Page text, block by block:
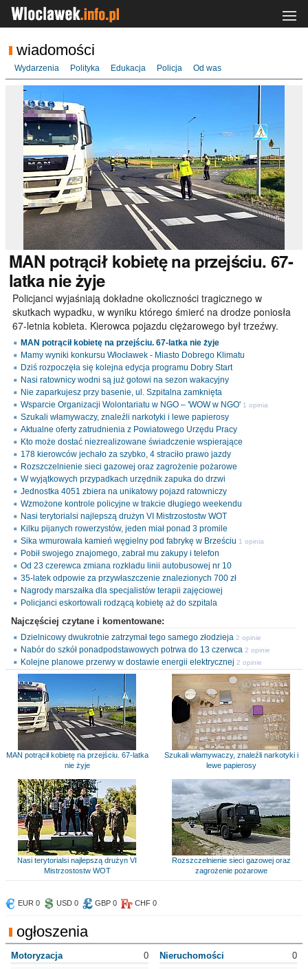
wiadomości
Wydarzenia Polityka Edukacja Policja Od was
MAN potrącił kobietę na przejściu. 67-
latka nie żyje
Policjanci wyjaśniają dokładne okoliczności tragicznego w
skutkach wypadku, w wyniku którego śmierć na drodze poniosła
67-letnia kobieta. Kierowca pojazdu ciężarowego był trzeźwy.
MAN potrącił kobietę na przejściu. 67-latka nie żyje
Mamy wyniki konkursu Włocławek - Miasto Dobrego Klimatu
Dziś rozpoczęła się kolejna edycja programu Dobry Start
Nasi ratownicy wodni są już gotowi na sezon wakacyjny
Nie zaparkujesz przy basenie, ul. Szpitalna zamknięta
Wsparcie Organizacji Wolontariatu w NGO – 'WOW w NGO' 1 opinia
Szukali włamywaczy, znaleźli narkotyki i lewe papierosy
Aktualne oferty zatrudnienia z Powiatowego Urzędu Pracy
Kto może dostać niezrealizowane świadczenie wspierające
178 kierowców jechało za szybko, 4 straciło prawo jazdy
Rozszczelnienie sieci gazowej oraz zagrożenie pożarowe
W wyjątkowych przypadkach urzędnik zapuka do drzwi
Jednostka 4051 zbiera na unikatowy pojazd ratowniczy
Wzmożone kontrole policyjne w trakcie długiego weekendu
Nasi terytorialsi najlepszą drużyn VI Mistrzostostw WOT
Kilku pijanych rowerzystów, jeden miał ponad 3 promile
Sika wmurowała kamień węgielny pod fabrykę w Brześciu 1 opinia
Pobił swojego znajomego, zabrał mu zakupy i telefon
Od 23 czerewca zmiana rozkładu linii autobusowej nr 10
35-latek odpowie za przywłaszczenie znalezionych 700 zł
Nagrody marszałka dla specjalistów terapii zajęciowej
Policjanci eskortowali rodzącą kobietę aż do szpitala
Najczęściej czytane i komentowane:
Dzielnicowy dwukrotnie zatrzymał tego samego złodzieja 2 opinie
Nabór do szkół ponadpodstawowych potrwa do 13 czerwca 2 opinie
Kolejne planowe przerwy w dostawie energii elektrycznej 2 opinie
MAN potrącił kobietę na przejściu. 67-latka
nie żyje
Szukali włamywaczy, znaleźli narkotyki i
lewe papierosy
Nasi terytorialsi najlepszą drużyn VI
Mistrzostostw WOT
Rozszczelnienie sieci gazowej oraz
zagrożenie pożarowe
EUR 0 USD 0 GBP 0 CHF 0
ogłoszenia
Motoryzacja 0 Nieruchomości 0